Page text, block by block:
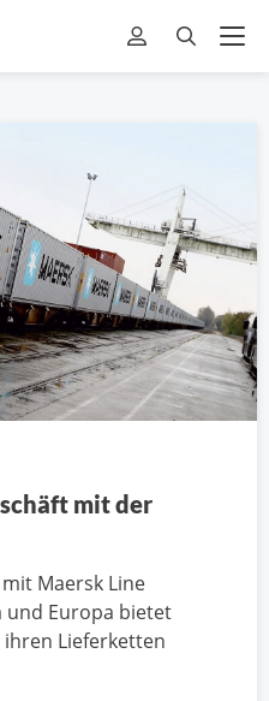
mit der
Maersk Line
und Europa bietet
Lieferketten